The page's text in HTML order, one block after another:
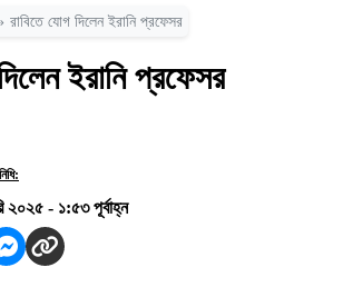
রাবিতে যোগ দিলেন ইরানি প্রফেসর
ইরানি প্রফেসর
২০২৫ - ১:৫৩ পূর্বাহ্ন